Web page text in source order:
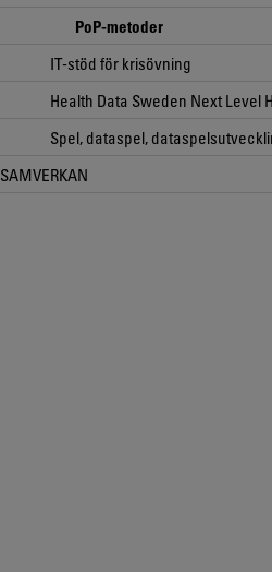
PoP-metoder
IT-stöd för krisövning
Health Data Sweden Next Level
Spel, dataspel,
SAMVERKAN